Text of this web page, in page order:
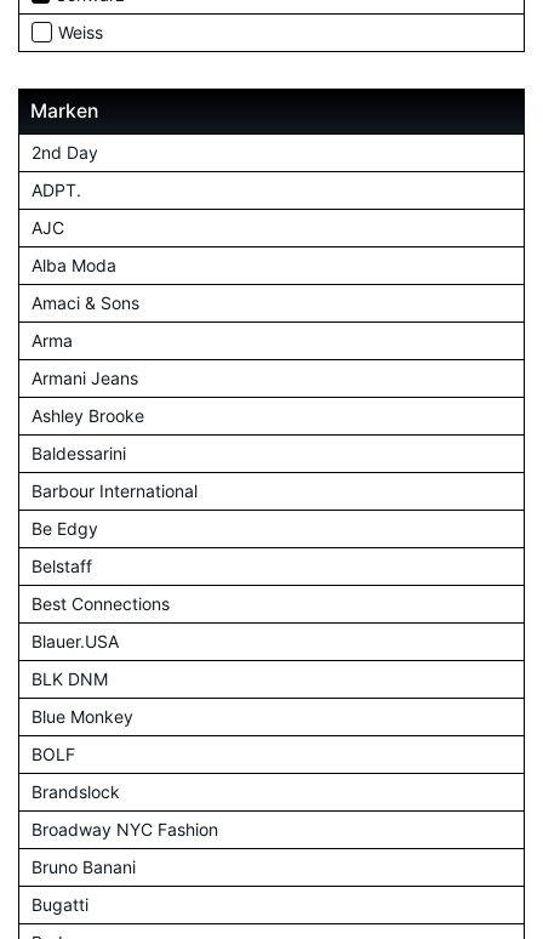
Weiss
Marken
2nd Day
ADPT.
AJC
Alba Moda
Amaci & Sons
Arma
Armani Jeans
Ashley Brooke
Baldessarini
Barbour International
Be Edgy
Belstaff
Best Connections
Blauer.USA
BLK DNM
Blue Monkey
BOLF
Brandslock
Broadway NYC Fashion
Bruno Banani
Bugatti